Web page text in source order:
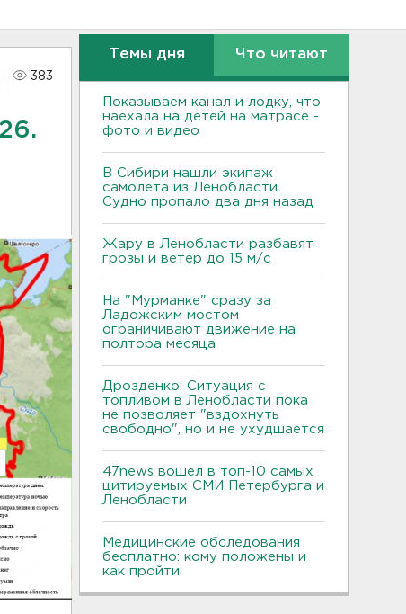
383
Темы дня Что читают
Показываем канал и лодку, что
наехала на детей на матрасе -
фото и видео
В Сибири нашли экипаж
самолета из Ленобласти.
Судно пропало два дня назад
Жару в Ленобласти разбавят
грозы и ветер до 15 м/с
На "Мурманке" сразу за
Ладожским мостом
ограничивают движение на
полтора месяца
Дрозденко: Ситуация с
топливом в Ленобласти пока
не позволяет "вздохнуть
свободно", но и не ухудшается
47news вошел в топ-10 самых
цитируемых СМИ Петербурга и
Ленобласти
Медицинские обследования
бесплатно: кому положены и
как пройти